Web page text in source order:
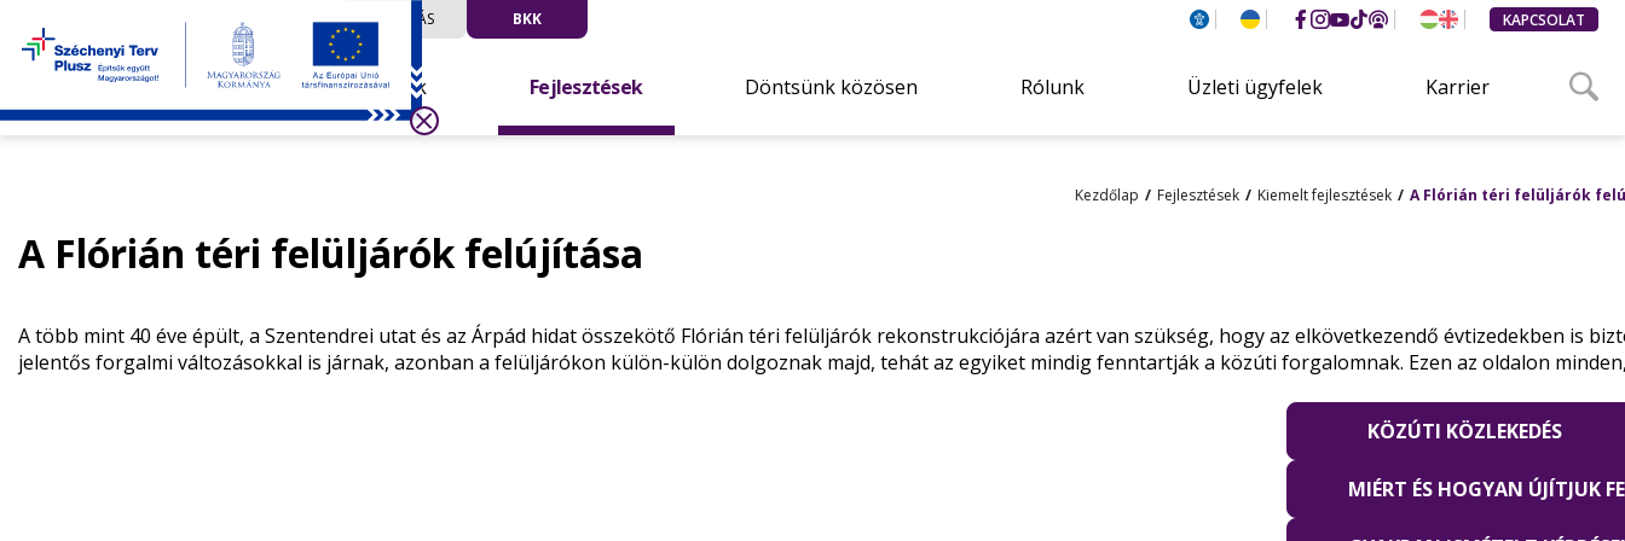
UTAZÁS BKK KAPCSOLAT
Hírek Fejlesztések Döntsünk közösen Rólunk Üzleti ügyfelek Karrier
Kezdőlap Fejlesztések Kiemelt fejlesztések A Flórián téri felüljárók
A Flórián téri felüljárók felújítása
A több mint 40 éve épült, a Szentendrei utat és az Árpád hidat összekötő Flórián téri felüljárók rekonstrukciójára azért van szükség, hogy az elkövetkezendő évtizedekben
jelentős forgalmi változásokkal is járnak, azonban a felüljárókon külön-külön dolgoznak majd, tehát az egyiket mindig fenntartják a közúti forgalomnak. Ezen az oldalon
KÖZÚTI KÖZLEKEDÉS
MIÉRT ÉS HOGYAN ÚJÍTJUK